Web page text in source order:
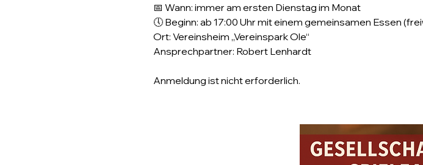
📅 Wann: immer am ersten Dienstag im Monat
🕔 Beginn: ab 17:00 Uhr mit einem gemeinsamen Essen
Ort: Vereinsheim „Vereinspark Ole“
Ansprechpartner: Robert Lenhardt
Anmeldung ist nicht erforderlich.